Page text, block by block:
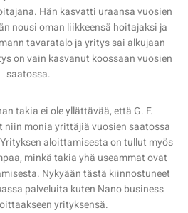
Hän kasvatti uraansa vuosien
nousi oman liikkeensä hoitajaksi ja
tavaratalo ja yritys sai alkujaan
on vain kasvanut koossaan vuosien
saatossa.
takia ei ole yllättävää, että G. F.
niin monia yrittäjiä vuosien saatossa
aloittamisesta on tullut myös
minkä takia yhä useammat ovat
Nykyään tästä kiinnostuneet
palveluita kuten Nano business
yrityksensä.